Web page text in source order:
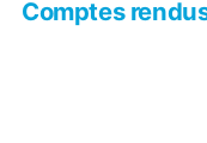
deComptes